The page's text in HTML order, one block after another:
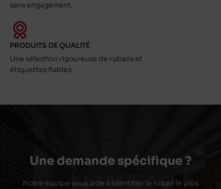
sans engagement.
PRODUITS DE QUALITÉ
Une sélection rigoureuse de rubans et
étiquettes fiables.
Une demande spécifique ?
Notre équipe vous aide à identifier le ruban le plus